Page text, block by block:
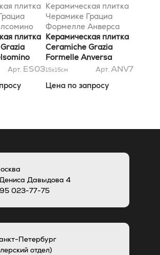
плитка
плитка
Арт. ES03
Керамическая плитка
Черамике Грациа
Формелле Анверса
Топазио 13x13
Керамическая плитка
Ceramiche Grazia
Formelle Anversa
Topazio 13x13
15x15см Арт. ANV7
Цена по запросу
Давыдова 4
023-77-75
Петербург
отдел)